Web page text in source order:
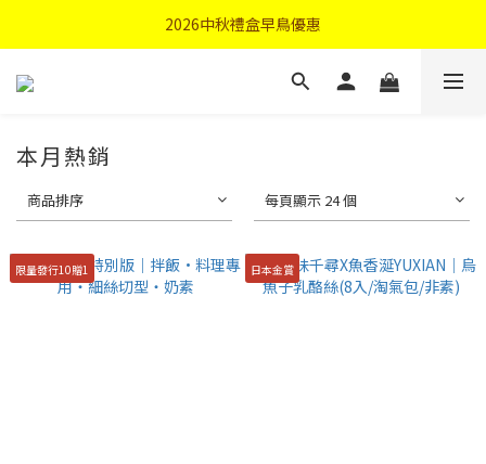
首購優惠輸入"N50"現折50元
2026中秋禮盒早鳥優惠
首購優惠輸入"N50"現折50元
本月熱銷
商品排序 每頁顯示 24 個
限量發行10贈1 日本金賞